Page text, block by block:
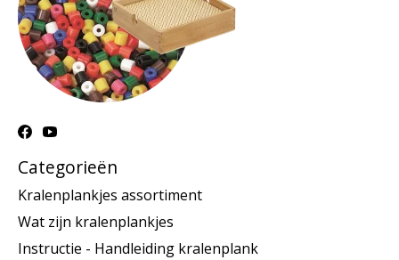
Categorieën
Kralenplankjes assortiment
Wat zijn kralenplankjes
Instructie - Handleiding kralenplank